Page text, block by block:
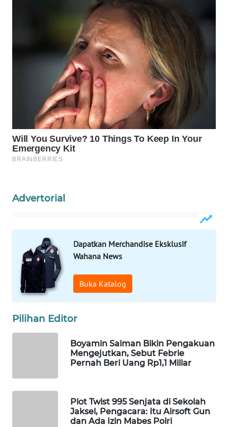
Advertorial
Dapatkan Merchandise Eksklusif
Wahana News
Buka Katalog
Pilihan Editor
Boyamin Saiman Bikin Pengakuan
Mengejutkan, Sebut Febrie
Pernah Beri Uang Rp1,1 Miliar
Plot Twist 995 Senjata di Sekolah
Jaksel, Pengacara: Itu Airsoft Gun
dan Ada Izin Mabes Polri
SPORT
WAHANA
SELEB
WAHANA
WAHANA
WAHANA
HEALTH
WAHANA
DESA
WISATA
LAPAK
KONSUMEN